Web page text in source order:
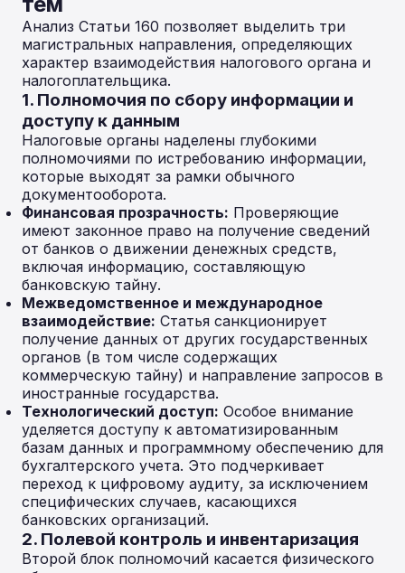
Анализ Статьи 160 позволяет выделить три
магистральных направления, определяющих
характер взаимодействия налогового органа и
налогоплательщика.
1. Полномочия по сбору информации и
доступу к данным
Налоговые органы наделены глубокими
полномочиями по истребованию информации,
которые выходят за рамки обычного
документооборота.
Финансовая прозрачность: Проверяющие
имеют законное право на получение сведений
от банков о движении денежных средств,
включая информацию, составляющую
банковскую тайну.
Межведомственное и международное
взаимодействие: Статья санкционирует
получение данных от других государственных
органов (в том числе содержащих
коммерческую тайну) и направление запросов в
иностранные государства.
Технологический доступ: Особое внимание
уделяется доступу к автоматизированным
базам данных и программному обеспечению для
бухгалтерского учета. Это подчеркивает
переход к цифровому аудиту, за исключением
специфических случаев, касающихся
банковских организаций.
2. Полевой контроль и инвентаризация
Второй блок полномочий касается физического